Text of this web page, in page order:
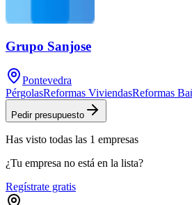
Grupo Sanjose
Pontevedra
PérgolasReformas ViviendasReformas
Pedir presupuesto
Has visto todas las 1 empresas
¿Tu empresa no está en la lista?
Regístrate gratis